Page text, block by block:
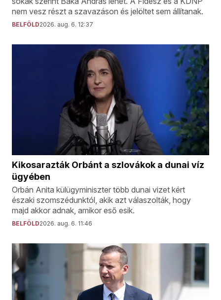
nem vesz részt a szavazáson és jelöltet sem állítanak.
BELFÖLD2026. aug. 6. 12:37
Kikosarazták Orbánt a szlovákok a dunai víz
ügyében
Orbán Anita külügyminiszter több dunai vizet kért
északi szomszédunktól, akik azt válaszolták, hogy
majd akkor adnak, amikor eső esik.
BELFÖLD2026. aug. 6. 11:46